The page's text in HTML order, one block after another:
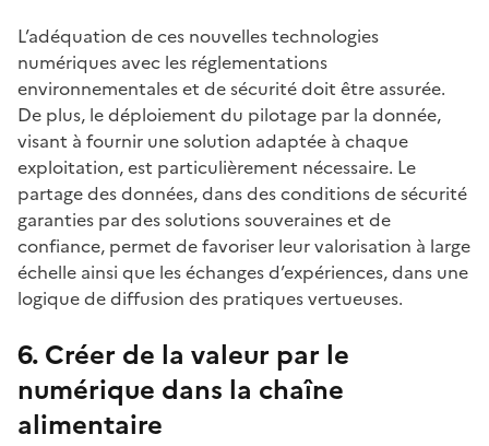
L’adéquation de ces nouvelles technologies
numériques avec les réglementations
environnementales et de sécurité doit être assurée.
De plus, le déploiement du pilotage par la donnée,
visant à fournir une solution adaptée à chaque
exploitation, est particulièrement nécessaire. Le
partage des données, dans des conditions de sécurité
garanties par des solutions souveraines et de
confiance, permet de favoriser leur valorisation à large
échelle ainsi que les échanges d’expériences, dans une
logique de diffusion des pratiques vertueuses.
6. Créer de la valeur par le
numérique dans la chaîne
alimentaire